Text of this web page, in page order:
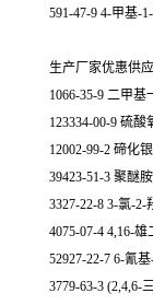
591-47-9 4-甲基-
生产厂家优惠供
1066-35-9 二甲基
123334-00-9 硫酸
12002-99-2 碲化
39423-51-3 聚醚
3327-22-8 3-氯-
4075-07-4 4,16-雄
52927-22-7 6-氰
3779-63-3 (2,4,6-